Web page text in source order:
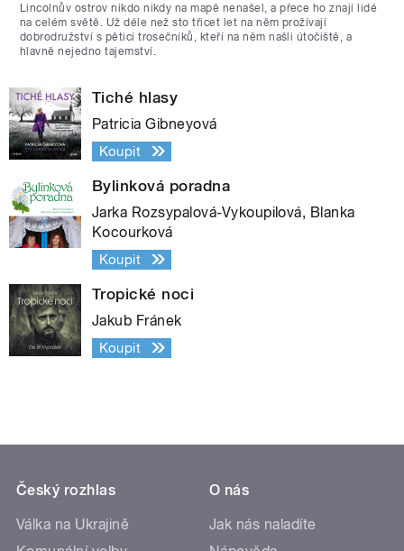
Lincolnův ostrov nikdo nikdy na mapě nenašel, a přece ho znají lidé
na celém světě. Už déle než sto třicet let na něm prožívají
dobrodružství s pěticí trosečníků, kteří na něm našli útočiště, a
hlavně nejedno tajemství.
Tiché hlasy
Patricia Gibneyová
Koupit
Bylinková poradna
Jarka Rozsypalová-Vykoupilová, Blanka
Kocourková
Koupit
Tropické noci
Jakub Fránek
Koupit
Český rozhlas
Válka na Ukrajině
O nás
Jak nás naladíte